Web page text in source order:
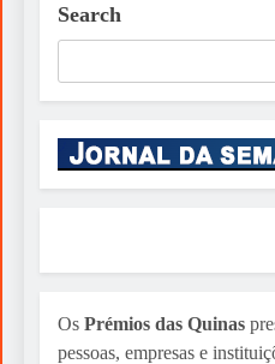
Costa
Search
Os Prémios das Quinas
pessoas, empresas e